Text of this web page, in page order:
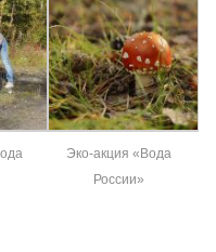
Эко-акция «Вода
России»